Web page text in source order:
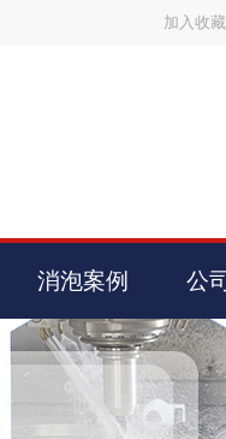
加入收藏
消泡案例 公